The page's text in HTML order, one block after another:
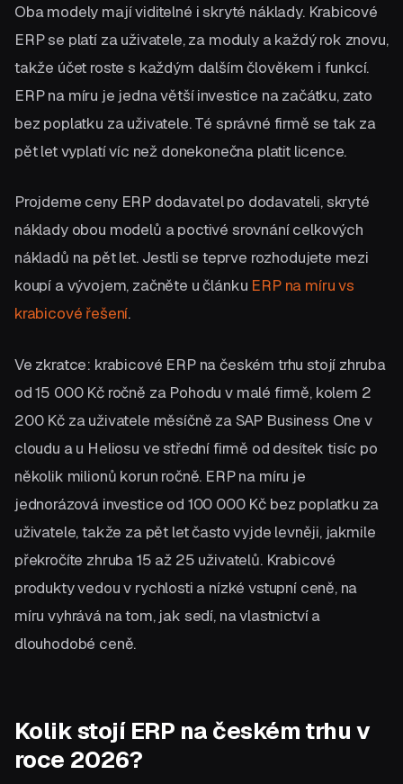
Oba modely mají viditelné i skryté náklady. Krabicové
ERP se platí za uživatele, za moduly a každý rok znovu,
takže účet roste s každým dalším člověkem i funkcí.
ERP na míru je jedna větší investice na začátku, zato
bez poplatku za uživatele. Té správné firmě se tak za
pět let vyplatí víc než donekonečna platit licence.
Projdeme ceny ERP dodavatel po dodavateli, skryté
náklady obou modelů a poctivé srovnání celkových
nákladů na pět let. Jestli se teprve rozhodujete mezi
koupí a vývojem, začněte u článku ERP na míru vs
krabicové řešení.
Ve zkratce: krabicové ERP na českém trhu stojí zhruba
od 15 000 Kč ročně za Pohodu v malé firmě, kolem 2
200 Kč za uživatele měsíčně za SAP Business One v
cloudu a u Heliosu ve střední firmě od desítek tisíc po
několik milionů korun ročně. ERP na míru je
jednorázová investice od 100 000 Kč bez poplatku za
uživatele, takže za pět let často vyjde levněji, jakmile
překročíte zhruba 15 až 25 uživatelů. Krabicové
produkty vedou v rychlosti a nízké vstupní ceně, na
míru vyhrává na tom, jak sedí, na vlastnictví a
dlouhodobé ceně.
Kolik stojí ERP na českém trhu v
roce 2026?